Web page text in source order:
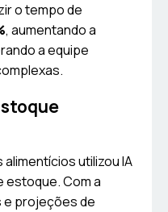
o tempo de
, aumentando a
a equipe
utilizou IA
estoque. Com a
e projeções de